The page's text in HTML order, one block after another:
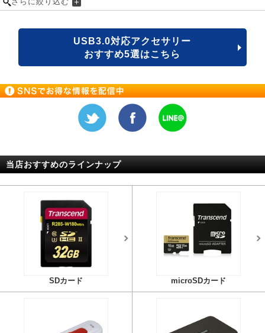
USB3.0対応アクセサリー
おすすめ5選はこちら
当店おすすめのラインナップ
SDカード microSDカード